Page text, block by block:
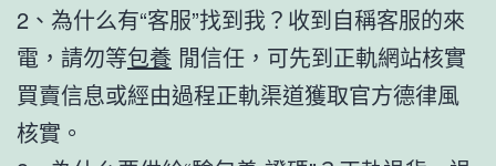
2、為什么有“客服”找到我？收到自稱客服的來
電，請勿等包養 閒信任，可先到正軌網站核實
買賣信息或經由過程正軌渠道獲取官方德律風
核實。